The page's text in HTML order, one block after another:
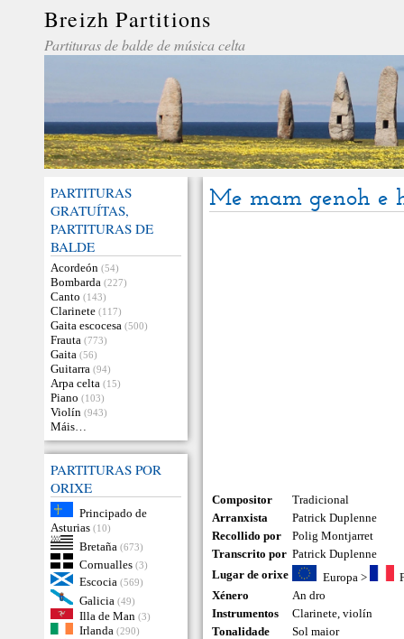
Breizh Partitions
Partituras de balde de música celta
PARTITURAS
GRATUÍTAS,
PARTITURAS DE
BALDE
Acordeón (54)
Bombarda (227)
Canto (143)
Clarinete (117)
Gaita escocesa (500)
Frauta (773)
Gaita (56)
Guitarra (94)
Arpa celta (15)
Piano (103)
Violín (943)
Máis…
PARTITURAS POR
ORIXE
Principado de
Asturias (10)
Bretaña (673)
Cornualles (3)
Escocia (569)
Galicia (49)
Illa de Man (3)
Irlanda (290)
Me mam genoh e
Compositor
Tradicional
Arranxista
Patrick Duplenne
Recollido por
Polig Montjarret
Transcrito por Patrick Duplenne
Lugar de orixe
Europa>
Xénero
An dro
Instrumentos
Clarinete,violín
Tonalidade
Sol maior